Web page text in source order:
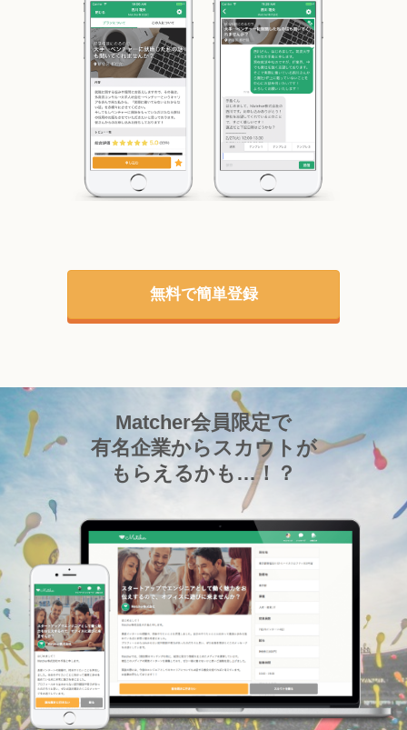
無料で簡単登録
Matcher会員限定で
有名企業からスカウトが
もらえるかも…！？